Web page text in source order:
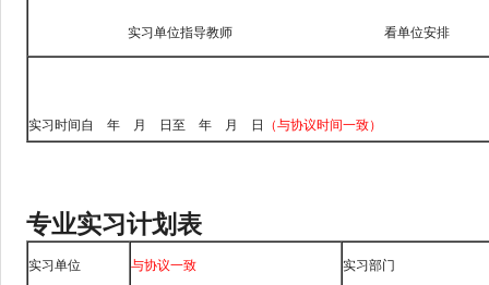
实习单位指导教师 看单位安排
实习时间自 年 月 日至 年 月 日 （与协议时间一致）
专业实习计划表
实习单位 与协议一致 实习部门